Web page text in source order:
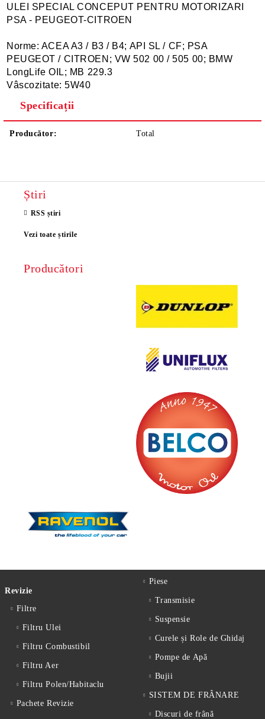
ULEI SPECIAL CONCEPUT PENTRU MOTORIZARI
PSA - PEUGEOT-CITROEN
Norme: ACEA A3 / B3 / B4; API SL / CF; PSA
PEUGEOT / CITROEN; VW 502 00 / 505 00; BMW
LongLife OIL; MB 229.3
Vâscozitate: 5W40
Specificații
Producător: Total
Știri
RSS știri
Vezi toate știrile
Producători
Revizie
Filtre
Filtru Ulei
Filtru Combustibil
Filtru Aer
Filtru Polen/Habitaclu
Pachete Revizie
Piese
Transmisie
Suspensie
Curele și Role de Ghidaj
Pompe de Apă
Bujii
SISTEM DE FRÂNARE
Discuri de frână